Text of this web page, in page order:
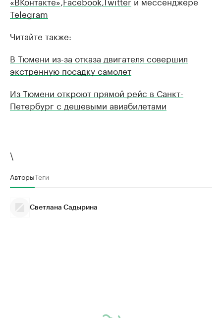
Telegram
Читайте также:
В Тюмени из-за отказа двигателя совершил
экстренную посадку самолет
Из Тюмени откроют прямой рейс в Санкт-
Петербург с дешевыми авиабилетами
\
АвторыТеги
Светлана Садырина